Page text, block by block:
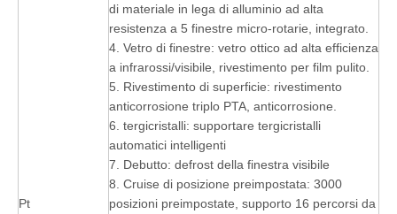
Pt
di materiale in lega di alluminio ad alta
resistenza a 5 finestre micro-rotarie, integrato.
4. Vetro di finestre: vetro ottico ad alta efficienza
a infrarossi/visibile, rivestimento per film pulito.
5. Rivestimento di superficie: rivestimento
anticorrosione triplo PTA, anticorrosione.
6. tergicristalli: supportare tergicristalli
automatici intelligenti
7. Debutto: defrost della finestra visibile
8. Cruise di posizione preimpostata: 3000
posizioni preimpostate, supporto 16 percorsi da